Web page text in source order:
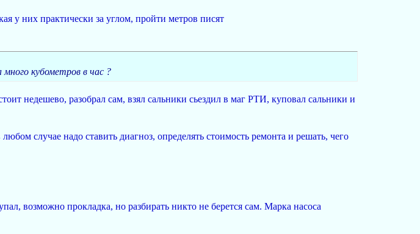
у них практически за углом, пройти метров писят
кубометров в час ?
недешево, разобрал сам, взял сальники сьездил в маг РТИ, куповал сальники и
случае надо ставить диагноз, определять стоимость ремонта и решать, чего
возможно прокладка, но разбирать никто не берется сам. Марка насоса